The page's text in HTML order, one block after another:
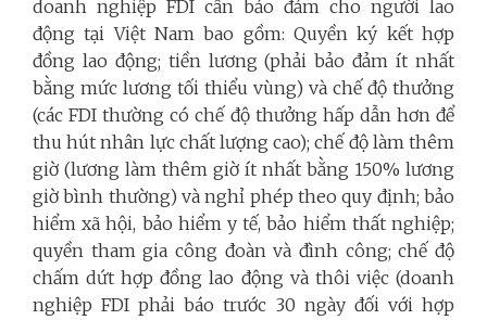
doanh nghiệp FDI cần bảo đảm cho người lao
động tại Việt Nam bao gồm: Quyền ký kết hợp
đồng lao động; tiền lương (phải bảo đảm ít nhất
bằng mức lương tối thiểu vùng) và chế độ thưởng
(các FDI thường có chế độ thưởng hấp dẫn hơn để
thu hút nhân lực chất lượng cao); chế độ làm thêm
giờ (lương làm thêm giờ ít nhất bằng 150% lương
giờ bình thường) và nghỉ phép theo quy định; bảo
hiểm xã hội, bảo hiểm y tế, bảo hiểm thất nghiệp;
quyền tham gia công đoàn và đình công; chế độ
chấm dứt hợp đồng lao động và thôi việc (doanh
nghiệp FDI phải báo trước 30 ngày đối với hợp